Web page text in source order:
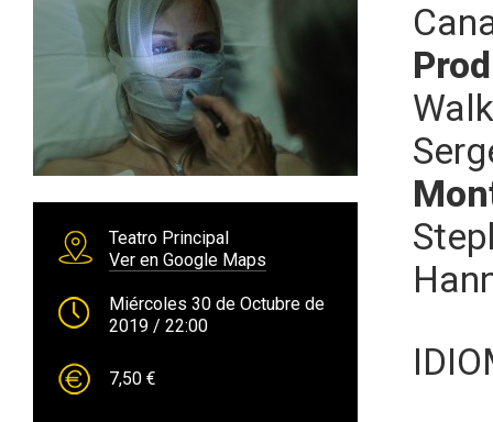
Teatro Principal
Ver en Google Maps
Miércoles 30 de Octubre de
2019 / 22:00
7,50 €